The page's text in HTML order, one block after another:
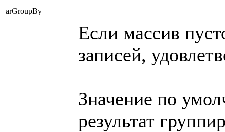
arGroupBy
Если массив
записей,
Значение по
результат